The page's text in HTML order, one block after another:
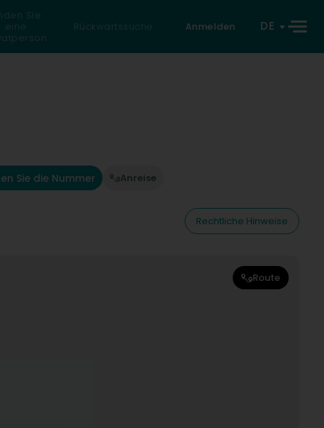
Sie
eine
Rückwärtssuche Anmelden DE
Sie die Nummer Anreise
Rechtliche Hinweise
Route